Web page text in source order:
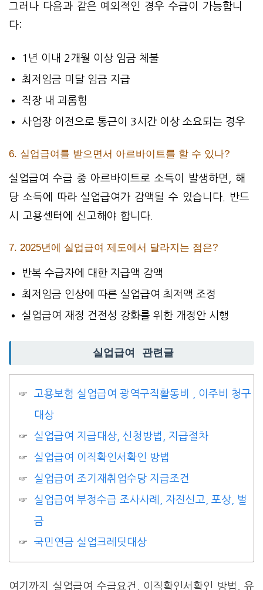
그러나 다음과 같은 예외적인 경우 수급이 가능합니
다:
1년 이내 2개월 이상 임금 체불
최저임금 미달 임금 지급
직장 내 괴롭힘
사업장 이전으로 통근이 3시간 이상 소요되는 경우
6. 실업급여를 받으면서 아르바이트를 할 수 있나?
실업급여 수급 중 아르바이트로 소득이 발생하면, 해
당 소득에 따라 실업급여가 감액될 수 있습니다. 반드
시 고용센터에 신고해야 합니다.
7. 2025년에 실업급여 제도에서 달라지는 점은?
반복 수급자에 대한 지급액 감액
최저임금 인상에 따른 실업급여 최저액 조정
실업급여 재정 건전성 강화를 위한 개정안 시행
실업급여 관련글
고용보험 실업급여 광역구직활동비 , 이주비 청구
대상
실업급여 지급대상, 신청방법, 지급절차
실업급여 이직확인서확인 방법
실업급여 조기재취업수당 지급조건
실업급여 부정수급 조사사례, 자진신고, 포상, 벌
금
국민연금 실업크레딧대상
여기까지 실업급여 수급요건, 이직확인서확인 방법, 유